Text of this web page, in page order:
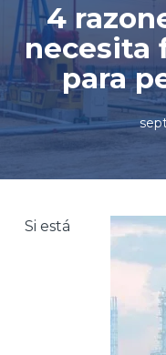
4
necesita
para
Si está